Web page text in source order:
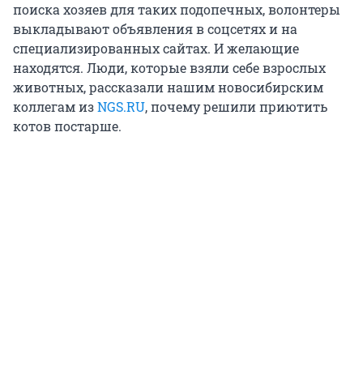
поиска хозяев для таких подопечных, волонтеры
выкладывают объявления в соцсетях и на
специализированных сайтах. И желающие
находятся. Люди, которые взяли себе взрослых
животных, рассказали нашим новосибирским
коллегам изNGS.RU, почему решили приютить
котов постарше.